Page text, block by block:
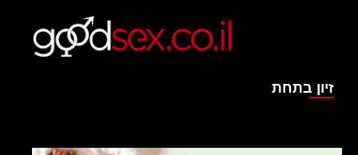
זיון בתחת